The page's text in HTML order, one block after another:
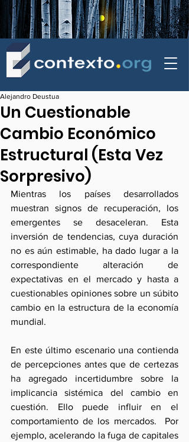
Un Cuestionable
Cambio Económico
Estructural (Esta Vez
Sorpresivo)
Alejandro Deustua
Mientras los países desarrollados
muestran signos de recuperación, los
emergentes se desaceleran. Esta
inversión de tendencias, cuya duración
no es aún estimable, ha dado lugar a la
correspondiente alteración de
expectativas en el mercado y hasta a
cuestionables opiniones sobre un súbito
cambio en la estructura de la economía
mundial.
En este último escenario una contienda
de percepciones antes que de certezas
ha agregado incertidumbre sobre la
implicancia sistémica del cambio en
cuestión. Ello puede influir en el
comportamiento de los mercados.  Por
ejemplo, acelerando la fuga de capitales